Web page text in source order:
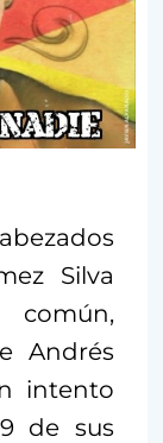
Silva
Andrés
intento
de sus